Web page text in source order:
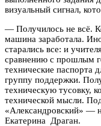
визуальный сигнал,
— Получилось не всё.
машина заработала.
старались все: и
сравнению с прошлым
технические паспорта
группу поддержки.
техническую тусовку,
технической мысли.
«Александровский» —
Екатерина Драган.